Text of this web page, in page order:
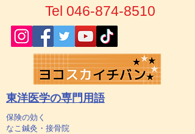
Tel 046-874-8510
保険の効く
なこ鍼灸・接骨院
東洋医学の専門用語